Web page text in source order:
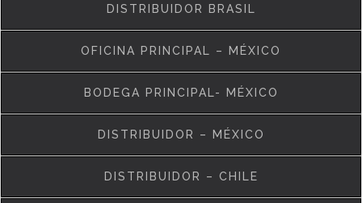
DISTRIBUIDOR BRASIL
OFICINA PRINCIPAL – MÉXICO
BODEGA PRINCIPAL- MÉXICO
DISTRIBUIDOR – MÉXICO
DISTRIBUIDOR – CHILE